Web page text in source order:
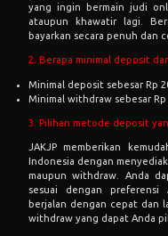
yang ingin bermain judi
ataupun khawatir lagi.
bayarkan secara penuh dan
2. Berapa minimal deposit
Minimal deposit sebesar Rp
Minimal withdraw sebesar Rp
3. Pilihan metode deposit
JAKJP memberikan
Indonesia dengan
maupun withdraw. Anda
sesuai dengan preferensi
berjalan dengan cepat dan
withdraw yang dapat Anda